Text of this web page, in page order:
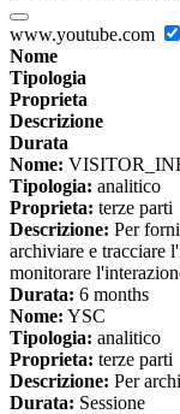
www.youtube.com
Nome
Tipologia
Proprieta
Descrizione
Durata
Nome:
Tipologia: analitico
Proprieta: terze parti
Descrizione: Per
archiviare e tracciare
monitorare
Durata: 6 months
Nome: YSC
Tipologia: analitico
Proprieta: terze parti
Descrizione: Per
Durata: Sessione